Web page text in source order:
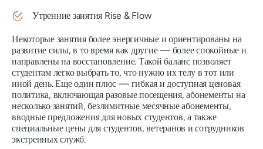
Утренние занятия Rise & Flow
Некоторые занятия более энергичные и ориентированы на
развитие силы, в то время как другие — более спокойные и
направлены на восстановление. Такой баланс позволяет
студентам легко выбрать то, что нужно их телу в тот или
иной день. Еще один плюс — гибкая и доступная ценовая
политика, включающая разовые посещения, абонементы на
несколько занятий, безлимитные месячные абонементы,
вводные предложения для новых студентов, а также
специальные цены для студентов, ветеранов и сотрудников
экстренных служб.